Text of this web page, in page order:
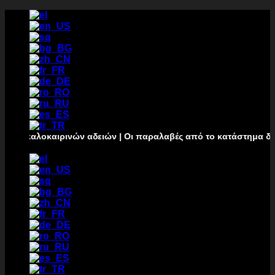
Преминаване
съдържанието
αδειών | Οι παραλαβές από το κατάστημα δεν θα